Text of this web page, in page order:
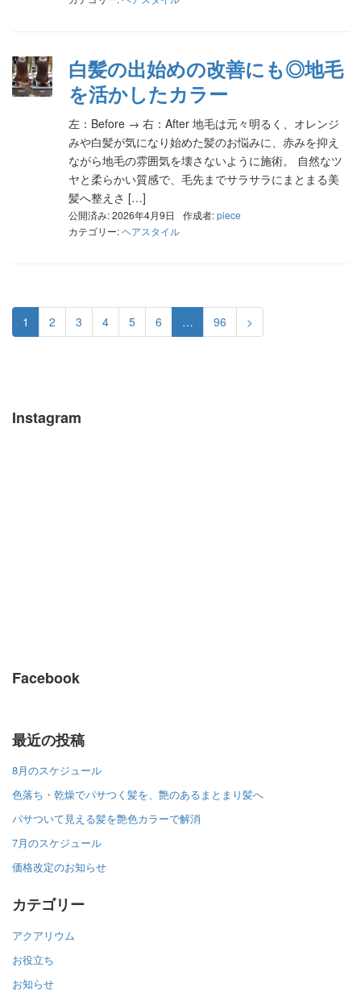
白髪の出始めの改善にも◎地毛
を活かしたカラー
左：Before → 右：After 地毛は元々明るく、オレンジ
みや白髪が気になり始めた髪のお悩みに、赤みを抑え
ながら地毛の雰囲気を壊さないように施術。 自然なツ
ヤと柔らかい質感で、毛先までサラサラにまとまる美
髪へ整えさ […]
公開済み: 2026年4月9日 作成者:piece
カテゴリー:ヘアスタイル
1 2 3 4 5 6 … 96 >
Instagram
Facebook
最近の投稿
8月のスケジュール
色落ち・乾燥でパサつく髪を、艶のあるまとまり髪へ
パサついて見える髪を艶色カラーで解消
7月のスケジュール
価格改定のお知らせ
カテゴリー
アクアリウム
お役立ち
お知らせ